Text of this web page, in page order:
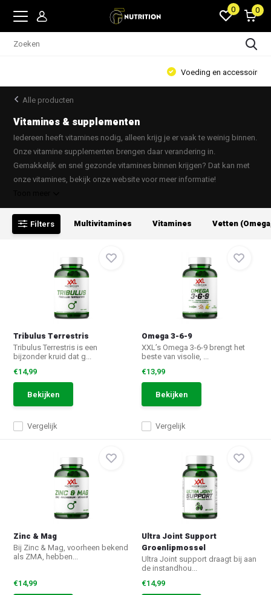
0 0
Voeding en accessoires
Alle producten
Vitamines & supplementen
Iedereen heeft vitamines nodig, alleen krijg je er vaak te weinig binnen.
Onze vitamine supplementen brengen daar verandering in.
Gemakkelijk en snel gezonde vitamines binnen krijgen? Dat kan met
onze vitamines, bekijk onze website voor meer informatie!
Filters Multivitamines Vitamines Vetten
Tribulus Terrestris
Tribulus Terrestris is een
bijzonder kruid dat g...
Vergelijk
€14,99
Bekijken
Omega 3-6-9
XXL’s Omega 3-6-9 brengt het
beste van visolie, ...
Vergelijk
€13,99
Bekijken
Zinc & Mag
Bij Zinc & Mag, voorheen bekend
als ZMA, hebben...
€14,99
Ultra Joint Support
Groenlipmossel
Ultra Joint support draagt bij aan
de instandhou...
€14,99